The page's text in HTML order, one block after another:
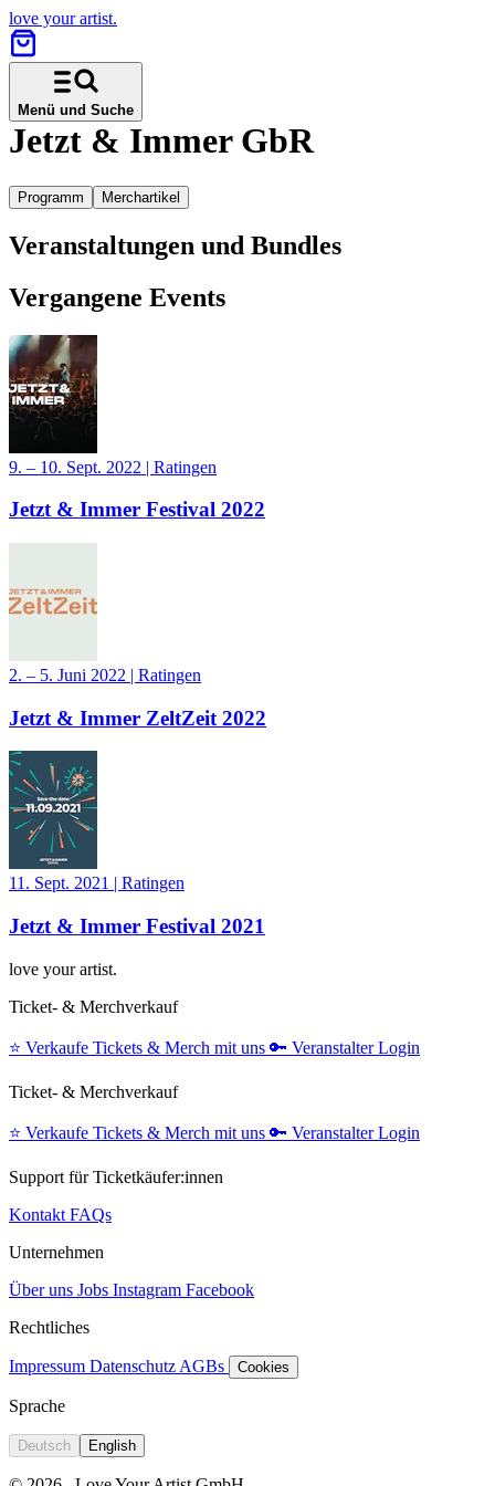
love your artist.
Menü und Suche
Jetzt & Immer GbR
Programm Merchartikel
Veranstaltungen und Bundles
Vergangene Events
9. – 10. Sept. 2022 | Ratingen
Jetzt & Immer Festival 2022
2. – 5. Juni 2022 | Ratingen
Jetzt & Immer ZeltZeit 2022
11. Sept. 2021 Ratingen
Jetzt & Immer Festival 2021
love your artist.
Ticket- & Merchverkauf
⭐️ Verkaufe Tickets & Merch mit uns 🔑 Veranstalter Login
Ticket- & Merchverkauf
⭐️ Verkaufe Tickets & Merch mit uns 🔑 Veranstalter Login
Support für Ticketkäufer:innen
Kontakt FAQs
Unternehmen
Über uns Jobs Instagram Facebook
Rechtliches
Impressum Datenschutz AGBs Cookies
Sprache
Deutsch English